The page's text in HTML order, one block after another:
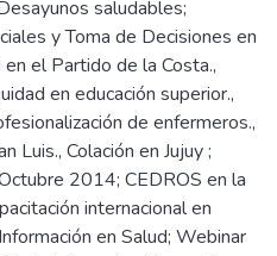
saludables;
y Toma de Decisiones en
el Partido de la Costa.,
en educación superior.,
de enfermeros.,
Luis., Colación en Jujuy ;
2014; CEDROS en la
internacional en
en Salud; Webinar